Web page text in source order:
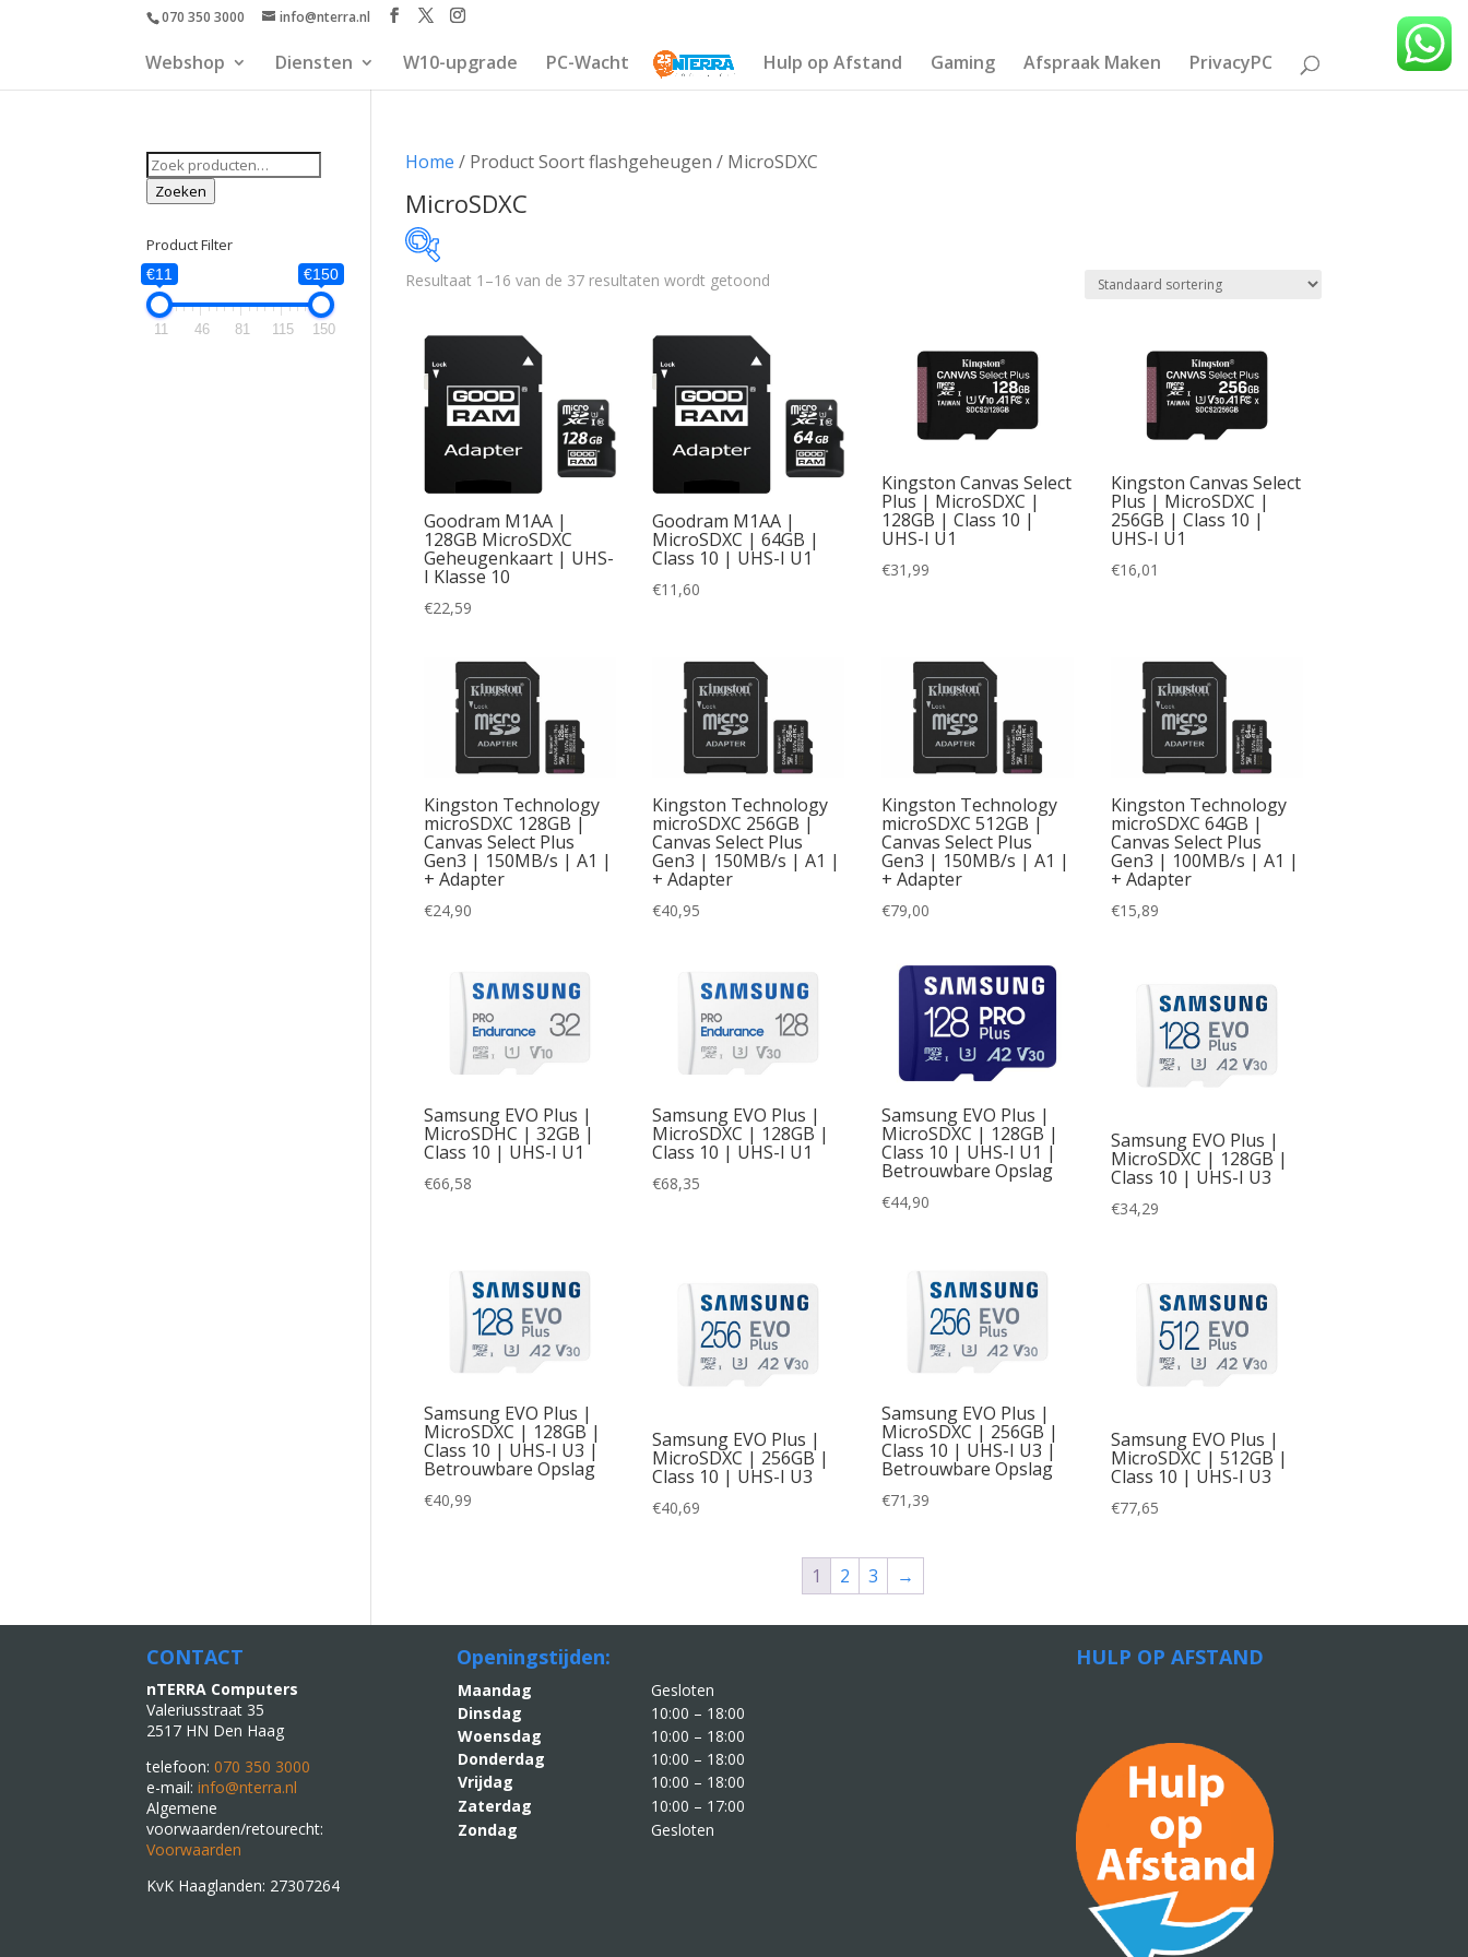
070 350 3000 info@nterra.nl
Webshop Diensten W10-upgrade PC-Wacht Hulp op Afstand Gaming Afspraak Maken PrivacyPC
Home / Product Soort flashgeheugen / MicroSDXC
MicroSDXC
Resultaat 1–16 van de 37 resultaten wordt getoond
Goodram M1AA |
128GB MicroSDXC
Geheugenkaart | UHS-
I Klasse 10
€22,59
Goodram M1AA |
MicroSDXC | 64GB |
Class 10 | UHS-I U1
€11,60
Kingston Canvas Select
Plus | MicroSDXC |
128GB | Class 10 |
UHS-I U1
€31,99
Kingston Canvas Select
Plus | MicroSDXC |
256GB | Class 10 |
UHS-I U1
€16,01
Kingston Technology
microSDXC 128GB |
Canvas Select Plus
Gen3 | 150MB/s | A1 |
+ Adapter
€24,90
Kingston Technology
microSDXC 256GB |
Canvas Select Plus
Gen3 | 150MB/s | A1 |
+ Adapter
€40,95
Kingston Technology
microSDXC 512GB |
Canvas Select Plus
Gen3 | 150MB/s | A1 |
+ Adapter
€79,00
Kingston Technology
microSDXC 64GB |
Canvas Select Plus
Gen3 | 100MB/s | A1 |
+ Adapter
€15,89
Samsung EVO Plus |
MicroSDHC | 32GB |
Class 10 | UHS-I U1
€66,58
Samsung EVO Plus |
MicroSDXC | 128GB |
Class 10 | UHS-I U1
€68,35
Samsung EVO Plus |
MicroSDXC | 128GB |
Class 10 | UHS-I U1 |
Betrouwbare Opslag
€44,90
Samsung EVO Plus |
MicroSDXC | 128GB |
Class 10 | UHS-I U3
€34,29
Samsung EVO Plus |
MicroSDXC | 128GB |
Class 10 | UHS-I U3 |
Betrouwbare Opslag
€40,99
Samsung EVO Plus |
MicroSDXC | 256GB |
Class 10 | UHS-I U3
€40,69
Samsung EVO Plus |
MicroSDXC | 256GB |
Class 10 | UHS-I U3 |
Betrouwbare Opslag
€71,39
Samsung EVO Plus |
MicroSDXC | 512GB |
Class 10 | UHS-I U3
€77,65
1 2 3 →
Zoeken
naar:
Zoeken
Product Filter
€11 €150
11 46 81 115 150
CONTACT
nTERRA Computers
Valeriusstraat 35
2517 HN Den Haag
telefoon:070 350 3000
e-mail:info@nterra.nl
Algemene
voorwaarden/retourecht:
Voorwaarden
KvK Haaglanden: 27307264
Openingstijden:
Maandag
Gesloten
Dinsdag
10:00 – 18:00
Woensdag
10:00 – 18:00
Donderdag
10:00 – 18:00
Vrijdag
10:00 – 18:00
Zaterdag
10:00 – 17:00
Zondag
Gesloten
HULP OP AFSTAND